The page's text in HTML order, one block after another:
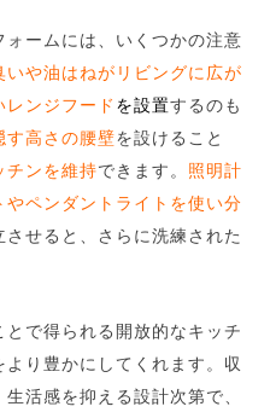
ームには、いくつかの注意
いや油はねがリビングに広が
ンジフード を設置するのも
す高さの腰壁を設けること
チンを維持できます。 照明計
やペンダントライトを使い分
させると、さらに洗練された
で得られる開放的なキッチ
り豊かにしてくれます。収
活感を抑える設計次第で、